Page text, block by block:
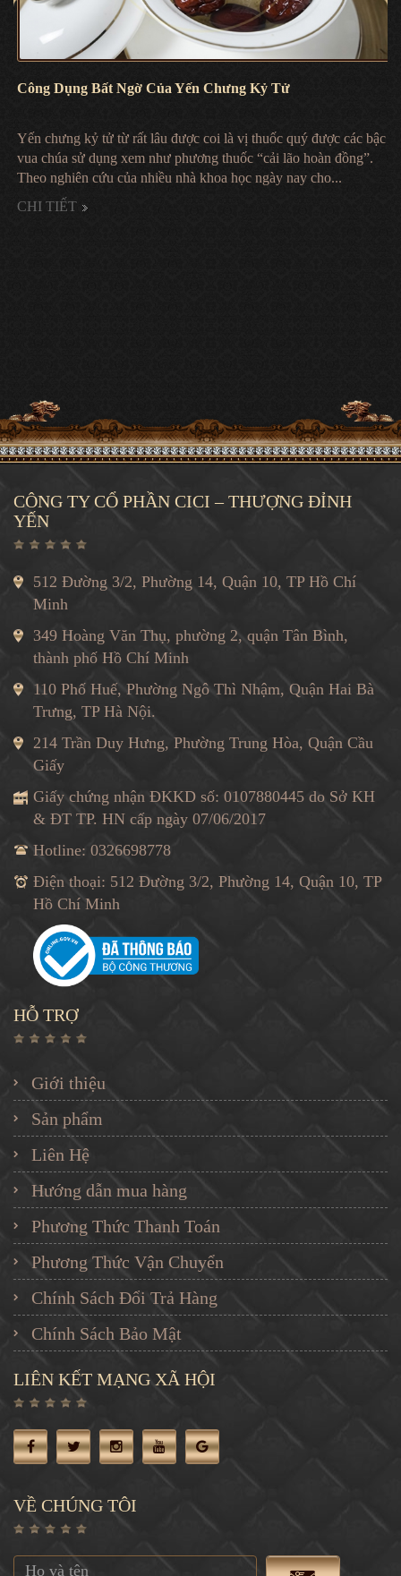
Công Dụng Bất Ngờ Của Yến Chưng Kỷ Tử
Yến chưng kỷ tử từ rất lâu được coi là vị thuốc quý được các bậc
vua chúa sử dụng xem như phương thuốc “cải lão hoàn đồng”.
Theo nghiên cứu của nhiều nhà khoa học ngày nay cho...
CHI TIẾT
CÔNG TY CỔ PHẦN CICI – THƯỢNG ĐỈNH
YẾN
512 Đường 3/2, Phường 14, Quận 10, TP Hồ Chí
Minh
349 Hoàng Văn Thụ, phường 2, quận Tân Bình,
thành phố Hồ Chí Minh
110 Phố Huế, Phường Ngô Thì Nhậm, Quận Hai Bà
Trưng, TP Hà Nội.
214 Trần Duy Hưng, Phường Trung Hòa, Quận Cầu
Giấy
Giấy chứng nhận ĐKKD số: 0107880445 do Sở KH
& ĐT TP. HN cấp ngày 07/06/2017
Hotline: 0326698778
Điện thoại: 512 Đường 3/2, Phường 14, Quận 10, TP
Hồ Chí Minh
HỖ TRỢ
Giới thiệu
Sản phẩm
Liên Hệ
Hướng dẫn mua hàng
Phương Thức Thanh Toán
Phương Thức Vận Chuyển
Chính Sách Đổi Trả Hàng
Chính Sách Bảo Mật
LIÊN KẾT MẠNG XÃ HỘI
VỀ CHÚNG TÔI